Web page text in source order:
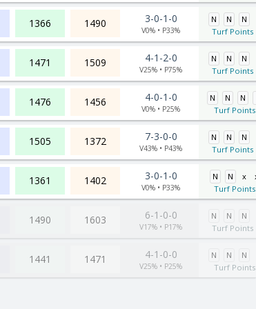
1366 1490 3-0-1-0
V0% • P33%
N N
N
Turf Points
1471 1509 4-1-2-0
V25% • P75%
N N
N
Turf Points
1476 1456 4-0-1-0
V0% • P25%
N N N
Turf
1505 1372 7-3-0-0
V43% • P43%
N N
N
Turf Points
1361 1402 3-0-1-0
V0% • P33%
N N x
Turf
1490 1603 6-1-0-0
V17% • P17%
N N
N
Turf Points
1441 1471 4-1-0-0
V25% • P25%
N N
N
Turf